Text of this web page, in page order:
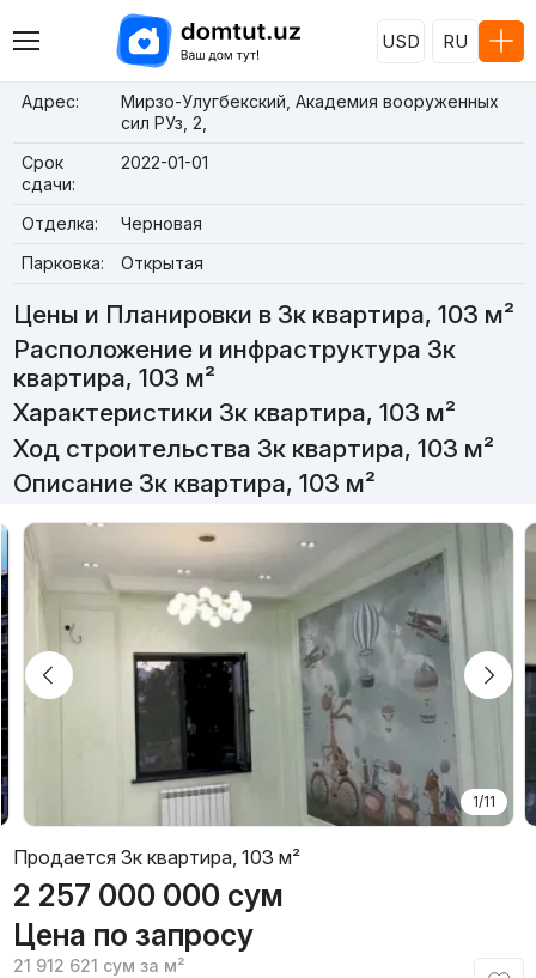
USD RU
Адрес:
Мирзо-Улугбекский, Академия вооруженных
сил РУз, 2,
Срок
сдачи:
2022-01-01
Отделка:
Черновая
Парковка:
Открытая
Цены и Планировки в 3к квартира, 103 м²
Расположение и инфраструктура 3к
квартира, 103 м²
Характеристики 3к квартира, 103 м²
Ход строительства 3к квартира, 103 м²
Описание 3к квартира, 103 м²
1/11
Продается 3к квартира, 103 м²
2 257 000 000 сум
Цена по запросу
21 912 621 сум за м²